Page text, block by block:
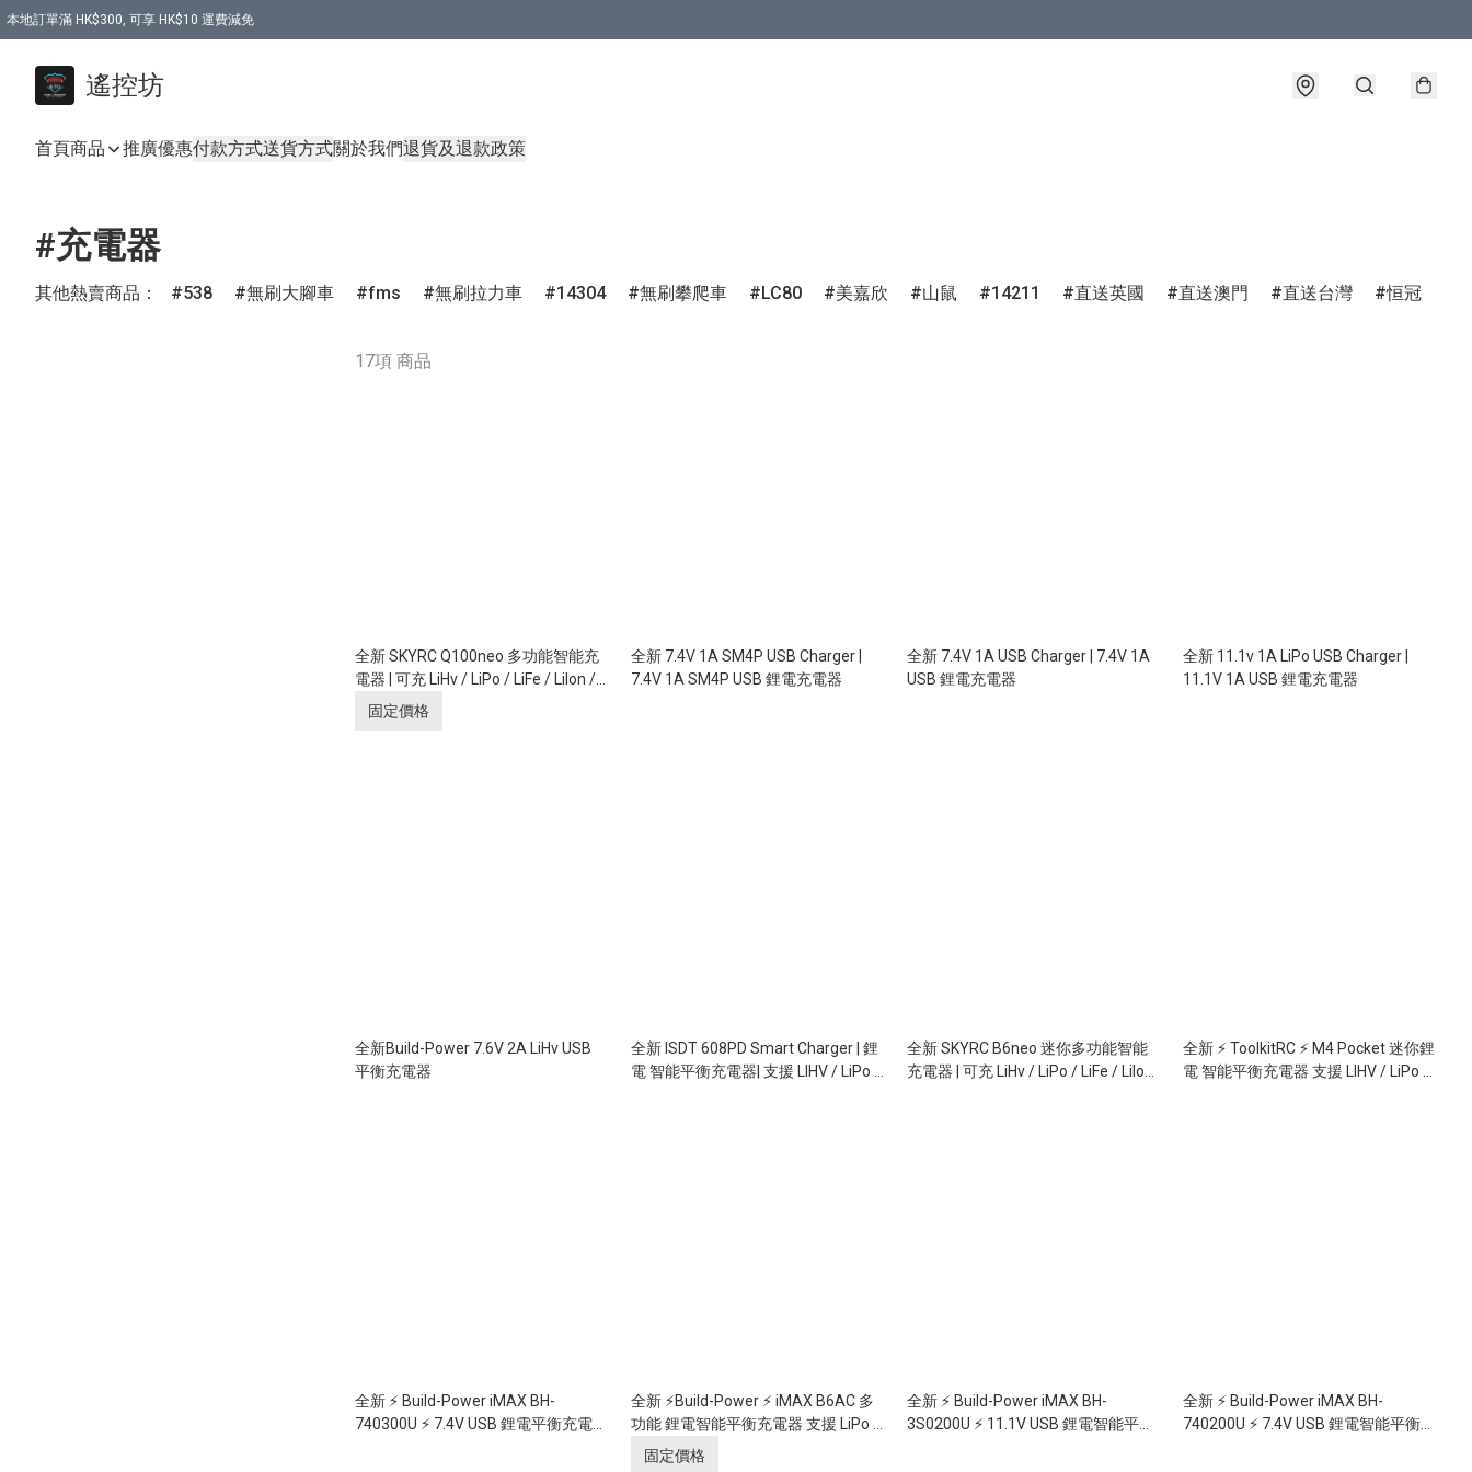
本地訂單滿 HK$300, 可享 HK$10 運費減免
遙控坊
首頁商品 推廣優惠付款方式送貨方式關於我們退貨及退款政策
#充電器
其他熱賣商品： 538 無刷大腳車 fms 無刷拉力車 14304 無刷攀爬車 LC80 美嘉欣 山鼠 14211 直送英國 直送澳門 直送台灣 恒冠
17項 商品
全新 SKYRC Q100neo 多功能智能充
電器 | 可充 LiHv / LiPo / LiFe / Lilon /
NiMH / NiCd / PB | 英規8字電源線 /
固定價格
全新 7.4V 1A SM4P USB Charger |
7.4V 1A SM4P USB 鋰電充電器
全新 7.4V 1A USB Charger | 7.4V 1A
USB 鋰電充電器
全新 11.1v 1A LiPo USB Charger |
11.1V 1A USB 鋰電充電器
全新Build-Power 7.6V 2A LiHv USB
平衡充電器
全新 ISDT 608PD Smart Charger | 鋰
電 智能平衡充電器| 支援 LIHV / LiPo /
全新 SKYRC B6neo 迷你多功能智能
充電器 | 可充 LiHv / LiPo / LiFe / Lilon
全新 ⚡ ToolkitRC ⚡ M4 Pocket 迷你鋰
電 智能平衡充電器 支援 LIHV / LiPo /
全新 ⚡ Build-Power iMAX BH-
740300U ⚡ 7.4V USB 鋰電平衡充電器
全新 ⚡Build-Power ⚡ iMAX B6AC 多
功能 鋰電智能平衡充電器 支援 LiPo /
LiFe / Lilon 內置火牛 (可連接外部火
固定價格
全新 ⚡ Build-Power iMAX BH-
3S0200U ⚡ 11.1V USB 鋰電智能平衡
全新 ⚡ Build-Power iMAX BH-
740200U ⚡ 7.4V USB 鋰電智能平衡充